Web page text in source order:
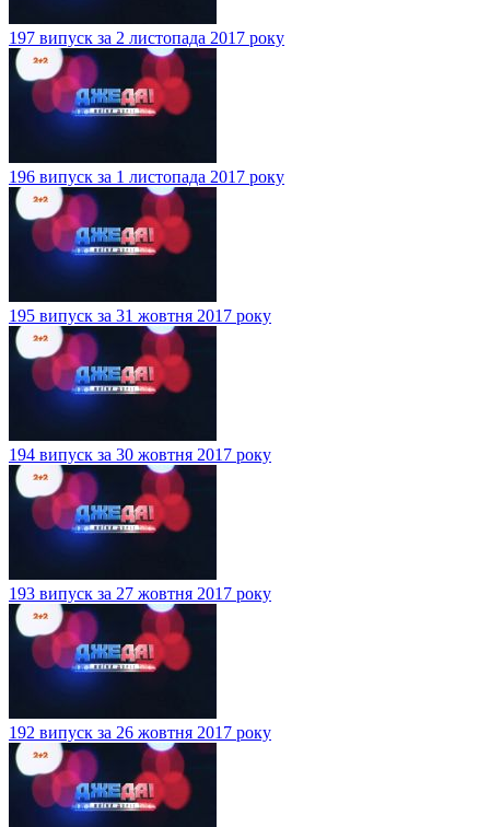
197 випуск за 2 листопада 2017 року
196 випуск за 1 листопада 2017 року
195 випуск за 31 жовтня 2017 року
194 випуск за 30 жовтня 2017 року
193 випуск за 27 жовтня 2017 року
192 випуск за 26 жовтня 2017 року